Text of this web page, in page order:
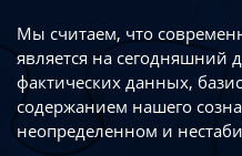
Мы считаем, что
является на сегодняшний
фактических данных,
содержанием нашего
неопределенном и